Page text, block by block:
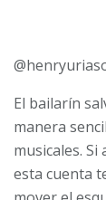
El bailarín
manera
musicales.
esta cuenta